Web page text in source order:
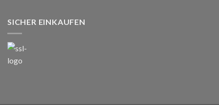
SICHER EINKAUFEN